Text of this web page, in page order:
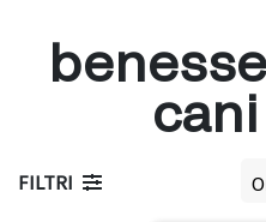
FILTRI